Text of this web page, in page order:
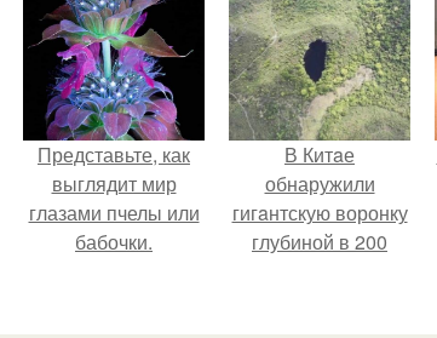
Представьте, как
выглядит мир
глазами пчелы или
бабочки.
В Китaе
обнаружили
гигaнтскую воронку
глубиной в 200
лесом внутри.